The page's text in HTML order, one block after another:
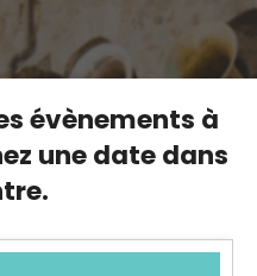
évènements à
une date dans